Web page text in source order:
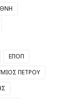
ΕΠΟΠ
ΠΕΤΡΟΥ